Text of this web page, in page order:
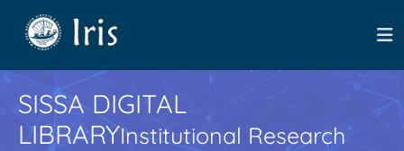
SISSA DIGITAL
LIBRARYInstitutional Research